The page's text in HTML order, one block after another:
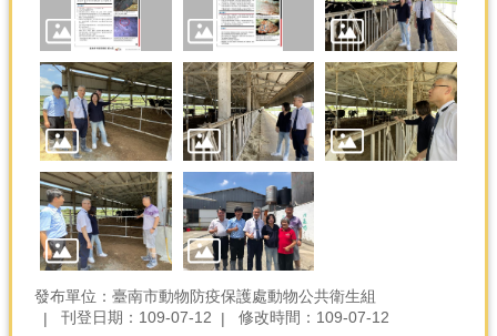
發布單位：臺南市動物防疫保護處動物公共衛生組
刊登日期：109-07-12
修改時間：109-07-12